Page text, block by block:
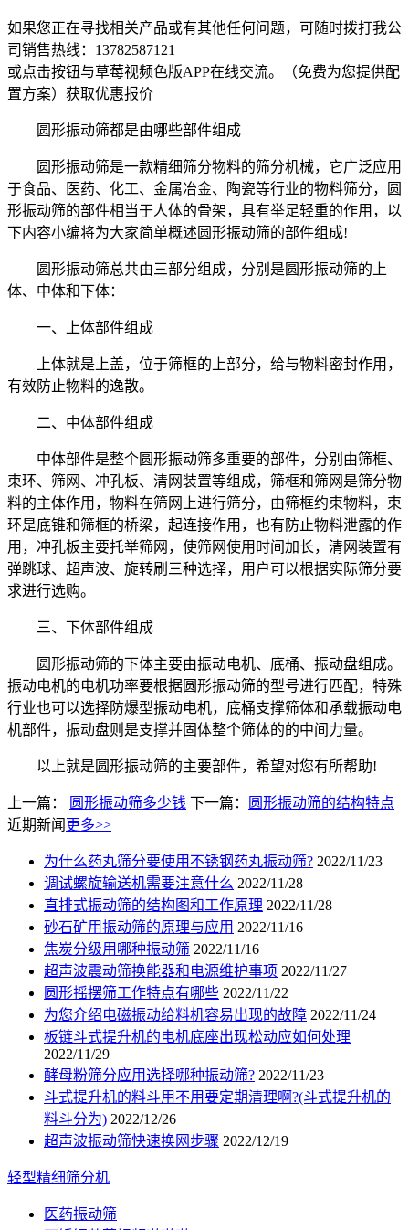
如果您正在寻找相关产品或有其他任何问题，可随时拨打我公
司销售热线： 13782587121
或点击按钮与草莓视频色版APP在线交流。（免费为您提供配
置方案） 获取优惠报价
圆形振动筛都是由哪些部件组成
圆形振动筛是一款精细筛分物料的筛分机械，它广泛应用
于食品、医药、化工、金属冶金、陶瓷等行业的物料筛分，圆
形振动筛的部件相当于人体的骨架，具有举足轻重的作用，以
下内容小编将为大家简单概述圆形振动筛的部件组成!
圆形振动筛总共由三部分组成，分别是圆形振动筛的上
体、中体和下体：
一、上体部件组成
上体就是上盖，位于筛框的上部分，给与物料密封作用，
有效防止物料的逸散。
二、中体部件组成
中体部件是整个圆形振动筛多重要的部件，分别由筛框、
束环、筛网、冲孔板、清网装置等组成，筛框和筛网是筛分物
料的主体作用，物料在筛网上进行筛分，由筛框约束物料，束
环是底锥和筛框的桥梁，起连接作用，也有防止物料泄露的作
用，冲孔板主要托举筛网，使筛网使用时间加长，清网装置有
弹跳球、超声波、旋转刷三种选择，用户可以根据实际筛分要
求进行选购。
三、下体部件组成
圆形振动筛的下体主要由振动电机、底桶、振动盘组成。
振动电机的电机功率要根据圆形振动筛的型号进行匹配，特殊
行业也可以选择防爆型振动电机，底桶支撑筛体和承载振动电
机部件，振动盘则是支撑并固体整个筛体的的中间力量。
以上就是圆形振动筛的主要部件，希望对您有所帮助!
上一篇： 圆形振动筛多少钱 下一篇：
圆形振动筛的结构特点
近期新闻 更多>>
为什么药丸筛分要使用不锈钢药丸振动筛? 2022/11/23
调试螺旋输送机需要注意什么 2022/11/28
直排式振动筛的结构图和工作原理 2022/11/28
砂石矿用振动筛的原理与应用 2022/11/16
焦炭分级用哪种振动筛 2022/11/16
超声波震动筛换能器和电源维护事项 2022/11/27
圆形摇摆筛工作特点有哪些 2022/11/22
为您介绍电磁振动给料机容易出现的故障 2022/11/24
板链斗式提升机的电机底座出现松动应如何处理
2022/11/29
酵母粉筛分应用选择哪种振动筛? 2022/11/23
斗式提升机的料斗用不用要定期清理啊?(斗式提升机的
料斗分为) 2022/12/26
超声波振动筛快速换网步骤 2022/12/19
轻型精细筛分机
医药振动筛